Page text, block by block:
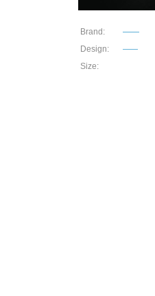
Brand:
——
Design:
——
Size: